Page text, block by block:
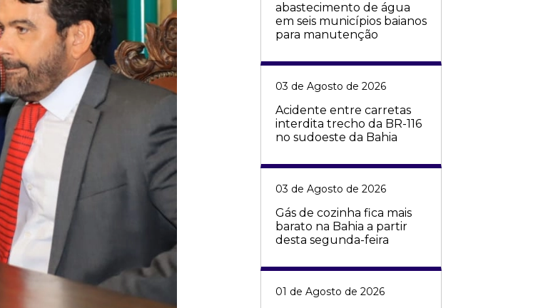
abastecimento de água
em seis municípios baianos
para manutenção
03 de Agosto de 2026
Acidente entre carretas
interdita trecho da BR-116
no sudoeste da Bahia
03 de Agosto de 2026
Gás de cozinha fica mais
barato na Bahia a partir
desta segunda-feira
01 de Agosto de 2026